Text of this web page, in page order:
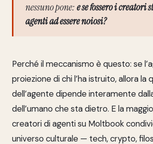
nessuno pone: e se fossero i creatori
agenti ad essere noiosi?
Perché il meccanismo è questo: se
proiezione di chi l’ha istruito, allora la
dell’agente dipende interamente
dell’umano che sta dietro. E la
creatori di agenti su Moltbook
universo culturale — tech, crypto,